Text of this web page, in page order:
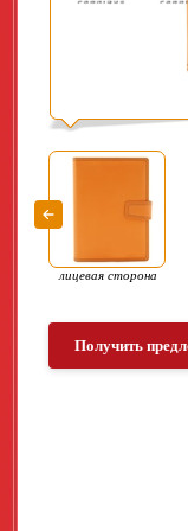
лицевая сторона
Получить